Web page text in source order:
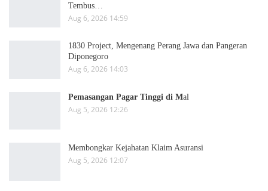
Tembus…
Aug 6, 2026 14:59
1830 Project, Mengenang Perang Jawa dan Pangeran
Diponegoro
Aug 6, 2026 14:03
Pemasangan Pagar Tinggi di Mal
Aug 5, 2026 12:26
Membongkar Kejahatan Klaim Asuransi
Aug 5, 2026 12:07